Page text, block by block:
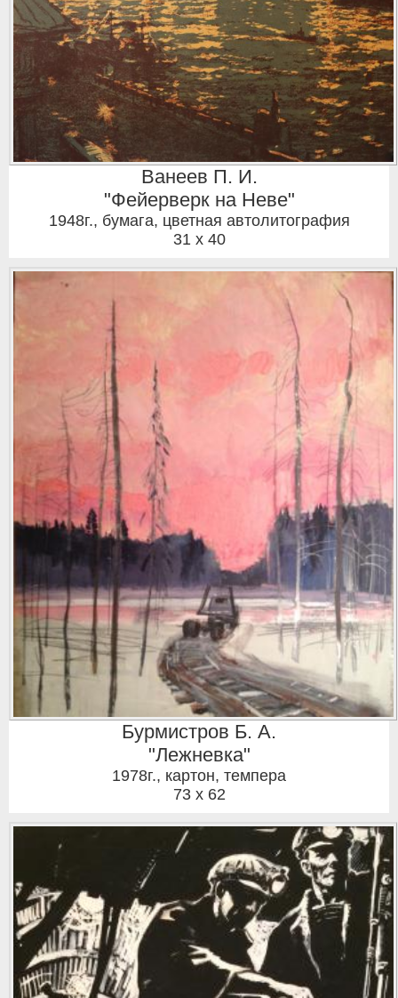
Ванеев П. И.
"Фейерверк на Неве"
1948г., бумага, цветная автолитография
31 x 40
Бурмистров Б. А.
"Лежневка"
1978г., картон, темпера
73 x 62